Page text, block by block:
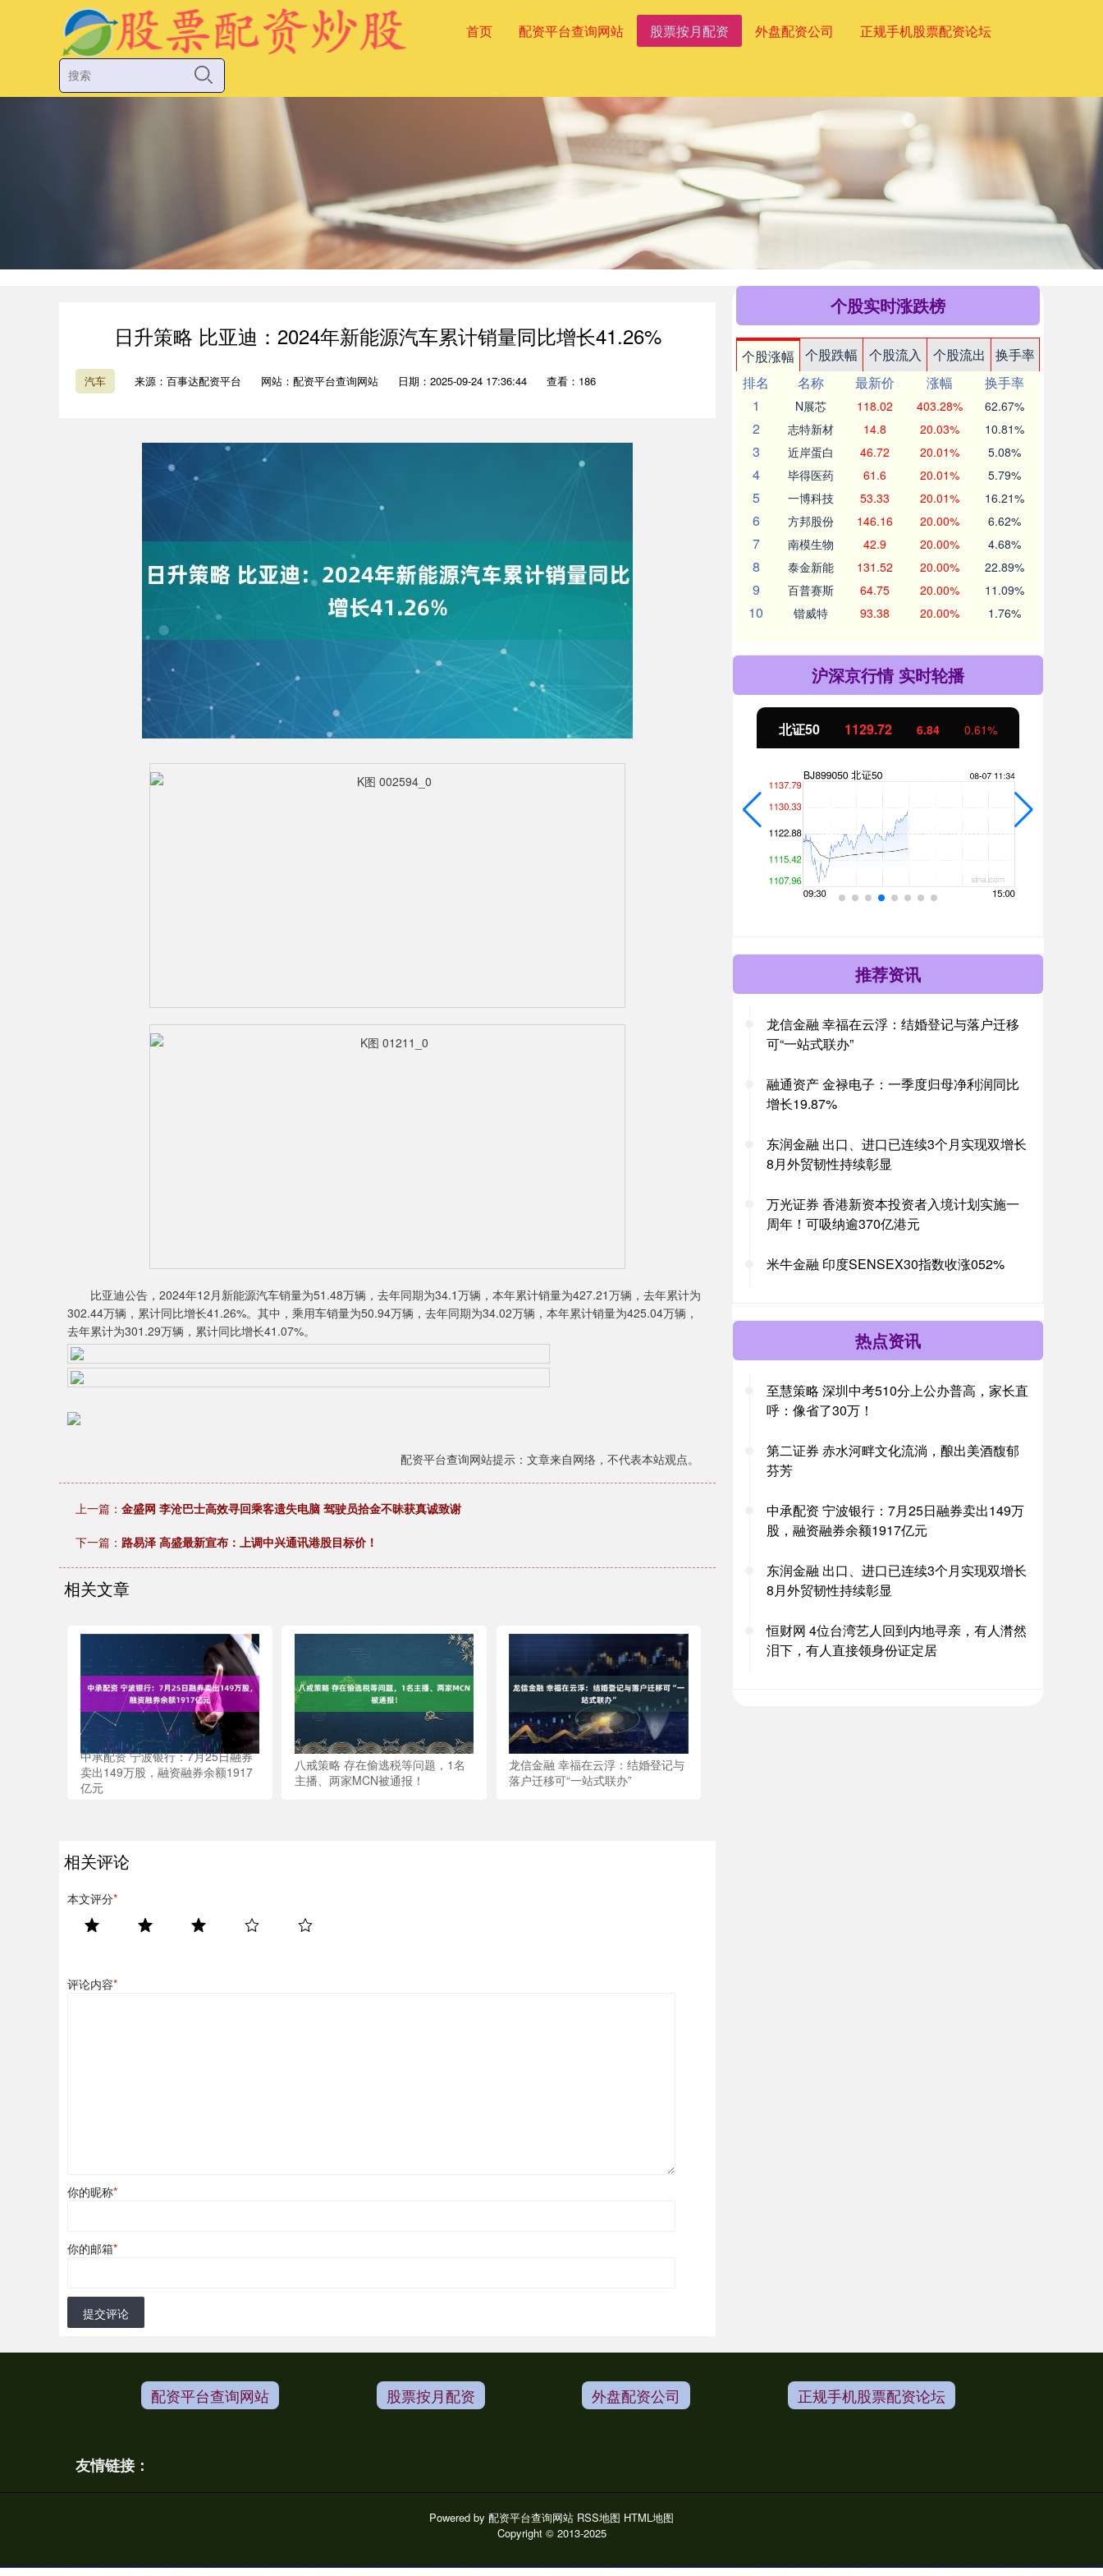
首页 配资平台查询网站 股票按月配资 外盘配资公司 正规手机股票配资论坛
日升策略 比亚迪：2024年新能源汽车累计销量同比增长41.26%
汽车 来源：百事达配资平台 网站：配资平台查询网站 日期：2025-09-24 17:36:44 查看：186
比亚迪公告，2024年12月新能源汽车销量为51.48万辆，去年同期为34.1万辆，本年累计销量为427.21万辆，去年累计为
302.44万辆，累计同比增长41.26%。其中，乘用车销量为50.94万辆，去年同期为34.02万辆，本年累计销量为425.04万辆，
去年累计为301.29万辆，累计同比增长41.07%。
配资平台查询网站提示：文章来自网络，不代表本站观点。
上一篇： 金盛网 李沧巴士高效寻回乘客遗失电脑 驾驶员拾金不昧获真诚致谢
下一篇： 路易泽 高盛最新宣布：上调中兴通讯港股目标价！
相关文章
中承配资 宁波银行：7月25日融券
卖出149万股，融资融券余额1917
亿元
八戒策略 存在偷逃税等问题，1名
主播、两家MCN被通报！
龙信金融 幸福在云浮：结婚登记与
落户迁移可“一站式联办”
相关评论
本文评分*
评论内容*
你的昵称*
你的邮箱*
提交评论
个股实时涨跌榜
个股涨幅 个股跌幅 个股流入 个股流出
换手率
排名
名称 最新价 涨幅
换手率
1
N展芯 118.02 403.28% 62.67%
2 志特新材 14.8 20.03% 10.81%
3 近岸蛋白 46.72 20.01% 5.08%
4 毕得医药 61.6 20.01% 5.79%
5 一博科技 53.33 20.01% 16.21%
6 方邦股份 146.16 20.00% 6.62%
7 南模生物 42.9 20.00% 4.68%
8 泰金新能 131.52 20.00% 22.89%
9 百普赛斯 64.75 20.00% 11.09%
10 锴威特 93.38 20.00% 1.76%
沪深京行情 实时轮播
深证成指 184.96 4689.96 38.65 北证50 1129.72 6.84 0.61%
推荐资讯
龙信金融 幸福在云浮：结婚登记与落户迁移
可“一站式联办”
融通资产 金禄电子：一季度归母净利润同比
增长19.87%
东润金融 出口、进口已连续3个月实现双增长
8月外贸韧性持续彰显
万光证券 香港新资本投资者入境计划实施一
周年！可吸纳逾370亿港元
米牛金融 印度SENSEX30指数收涨052%
热点资讯
至慧策略 深圳中考510分上公办普高，家长直
呼：像省了30万！
第二证券 赤水河畔文化流淌，酿出美酒馥郁
芬芳
中承配资 宁波银行：7月25日融券卖出149万
股，融资融券余额1917亿元
东润金融 出口、进口已连续3个月实现双增长
8月外贸韧性持续彰显
恒财网 4位台湾艺人回到内地寻亲，有人潸然
泪下，有人直接领身份证定居
配资平台查询网站 股票按月配资 外盘配资公司 正规手机股票配资论坛
友情链接：
Powered by 配资平台查询网站 RSS地图 HTML地图
Copyright © 2013-2025